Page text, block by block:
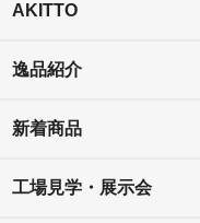
AKITTO
逸品紹介
新着商品
工場見学・展示会